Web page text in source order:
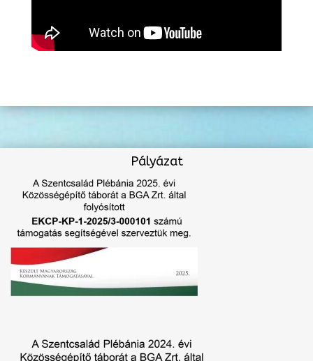
Pályázat